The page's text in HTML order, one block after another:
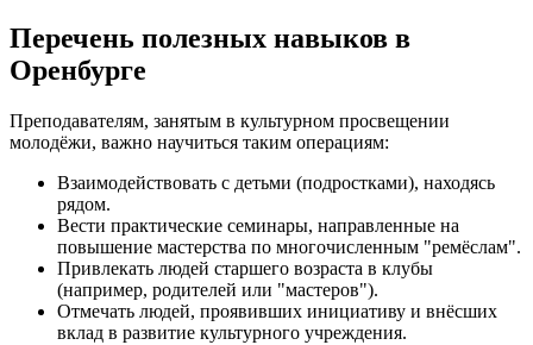
Перечень полезных навыков в
Оренбурге
Преподавателям, занятым в культурном просвещении
молодёжи, важно научиться таким операциям:
Взаимодействовать с детьми (подростками), находясь
рядом.
Вести практические семинары, направленные на
повышение мастерства по многочисленным "ремёслам".
Привлекать людей старшего возраста в клубы
(например, родителей или "мастеров").
Отмечать людей, проявивших инициативу и внёсших
вклад в развитие культурного учреждения.